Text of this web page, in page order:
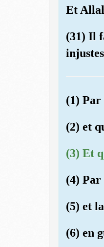
Et
(31) Il
(1) Par
(2) et
(3) Et
(4) Par
(5) et
(6) en